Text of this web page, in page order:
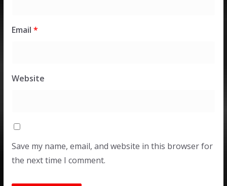
Email *
Website
Save my name, email, and website in this browser for
the next time I comment.